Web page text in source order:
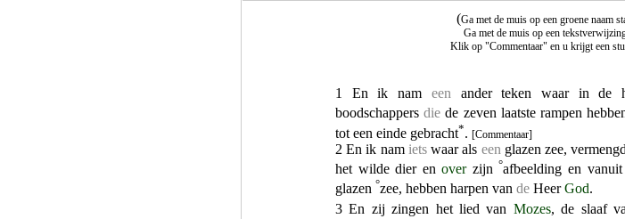
(Ga met de muis op een groene naam
Ga met de muis op een
Klik op "Commentaar" en u krijgt een
1 En ik nam een ander teken waar in de
boodschappersdie de zeven laatste rampen
tot een einde gebracht*. [Commentaar]
2 En ik nam ietswaar als een glazen zee,
het wilde dier enoverzijn °afbeelding en
glazen °zee, hebben harpen van de HeerGod.
3 En zij zingen het lied van Mozes, de slaaf